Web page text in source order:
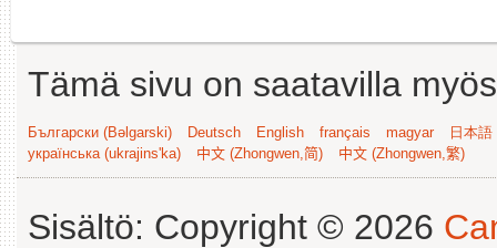
Tämä sivu on saatavilla
Български (Bəlgarski) Deutsch English français magyar
日本
українська (ukrajins'ka)
中文 (Zhongwen,简) 中文 (Zhongwen,繁)
Sisältö: Copyright © 2026